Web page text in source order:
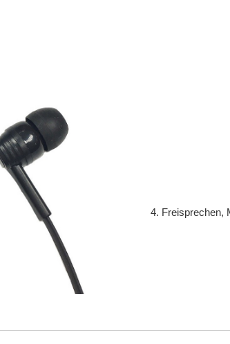
4. Freisprechen,